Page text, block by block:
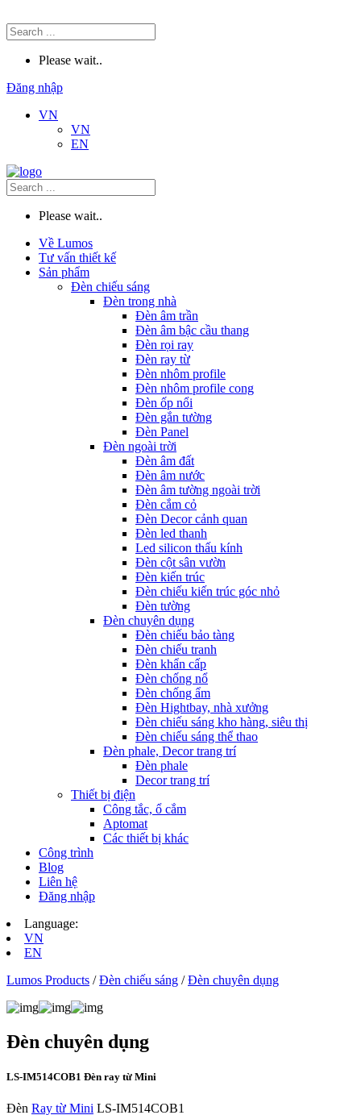
Please wait..
Đăng nhập
VN
VN
EN
Please wait..
Về Lumos
Tư vấn thiết kế
Sản phẩm
Đèn chiếu sáng
Đèn trong nhà
Đèn âm trần
Đèn âm bậc cầu thang
Đèn rọi ray
Đèn ray từ
Đèn nhôm profile
Đèn nhôm profile cong
Đèn ốp nổi
Đèn gắn tường
Đèn Panel
Đèn ngoài trời
Đèn âm đất
Đèn âm nước
Đèn âm tường ngoài trời
Đèn cắm cỏ
Đèn Decor cảnh quan
Đèn led thanh
Led silicon thấu kính
Đèn cột sân vườn
Đèn kiến trúc
Đèn chiếu kiến trúc góc nhỏ
Đèn tường
Đèn chuyên dụng
Đèn chiếu bảo tàng
Đèn chiếu tranh
Đèn khẩn cấp
Đèn chống nổ
Đèn chống ẩm
Đèn Hightbay, nhà xưởng
Đèn chiếu sáng kho hàng, siêu thị
Đèn chiếu sáng thể thao
Đèn phale, Decor trang trí
Đèn phale
Decor trang trí
Thiết bị điện
Công tắc, ổ cắm
Aptomat
Các thiết bị khác
Công trình
Blog
Liên hệ
Đăng nhập
Language:
VN
EN
Lumos Products /Đèn chiếu sáng /Đèn chuyên dụng
Đèn chuyên dụng
LS-IM514COB1 Đèn ray từ Mini
Đèn Ray từ Mini LS-IM514COB1